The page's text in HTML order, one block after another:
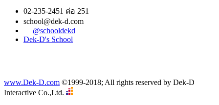
02-235-2451 ต่อ 251
school@dek-d.com
@schooldekd
Dek-D's School
www.Dek-D.com ©1999-2018; All rights reserved by Dek-D
Interactive Co.,Ltd.